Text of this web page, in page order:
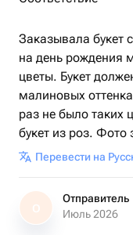
Заказывала букет
на день рождения
цветы. Букет
малиновых
раз не было таких
букет из роз. Фото
Перевести на
О
Отправитель
Июль 2026